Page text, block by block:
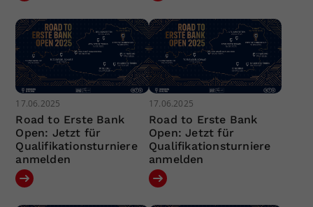
17.06.2025
Road to Erste Bank
Open: Jetzt für
Qualifikationsturniere
anmelden
17.06.2025
Road to Erste Bank
Open: Jetzt für
Qualifikationsturniere
anmelden